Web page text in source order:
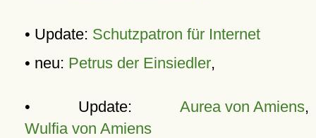
• Update: Schutzpatron für Internet
• neu: Petrus der Einsiedler,
• Update: Aurea von Amiens,
Wulfia von Amiens